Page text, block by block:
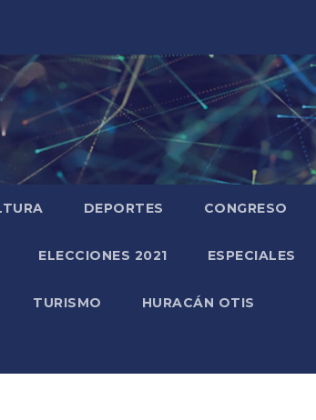
DEPORTES CONGRESO
ELECCIONES 2021 ESPECIALES
TURISMO HURACÁN OTIS